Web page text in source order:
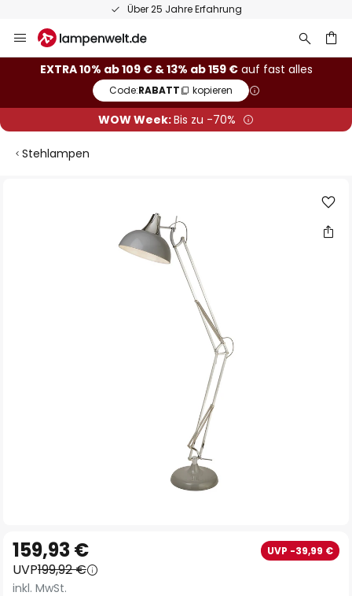
Über 25 Jahre Erfahrung
Inhalt
springen
EXTRA 10% ab 109 € & 13% ab 159 €auf fast alles
Code:RABATT kopieren
WOW Week:Bis zu -70%
Stehlampen
Anfang
der
159,93 € UVP -39,99 €
UVP199,92 €
inkl. MwSt.